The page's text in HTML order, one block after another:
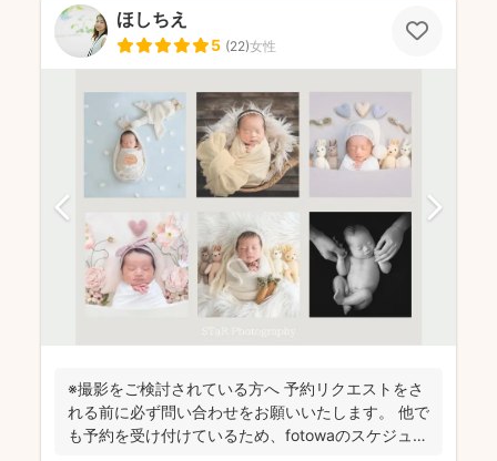
ほしちえ
5 (22)女性
※撮影をご検討されている方へ 予約リクエストをさ
れる前に必ず問い合わせをお願いいたします。 他で
も予約を受け付けているため、fotowaのスケジュー